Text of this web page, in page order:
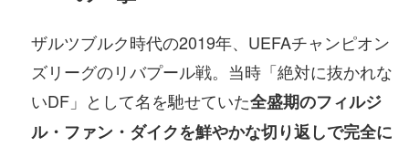
ザルツブルク時代の2019年、UEFAチャンピオン
ズリーグのリバプール戦。当時「絶対に抜かれな
いDF」として名を馳せていた全盛期のフィルジ
ル・ファン・ダイクを鮮やかな切り返しで完全に